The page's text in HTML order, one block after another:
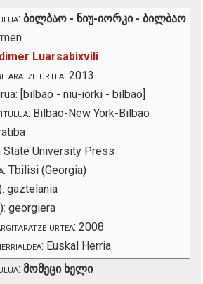
ბილბაო - ნიუ-იორკი - ბილბაო
Luarsabixvili
urtea: 2013
[bilbao - niu-iorki - bilbao]
Bilbao-New York-Bilbao
State University Press
Tbilisi (Georgia)
gaztelania
georgiera
urtea: 2008
Euskal Herria
მომეცი ხელი